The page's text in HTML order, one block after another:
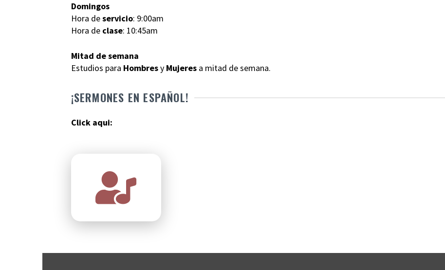
Domingos
Hora deservicio: 9:00am
Hora de clase: 10:45am
Mitad de semana
Estudios para Hombresy Mujeresa mitad de semana.
¡SERMONES EN ESPAÑOL!
Click aqui: